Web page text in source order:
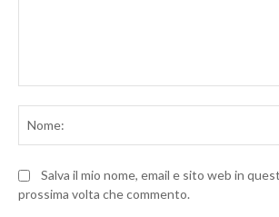
Salva il mio nome, email e sito web in
prossima volta che commento.